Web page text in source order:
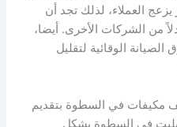
يزعج العملاء، لذلك تجد أن
من الشركات الأخرى. أيضا،
الوقائية لتقليل
مكيفات في السطوة بتقديم
في السطوة بشكل